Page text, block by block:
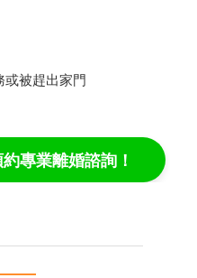
或被趕出家門
專業離婚諮詢！